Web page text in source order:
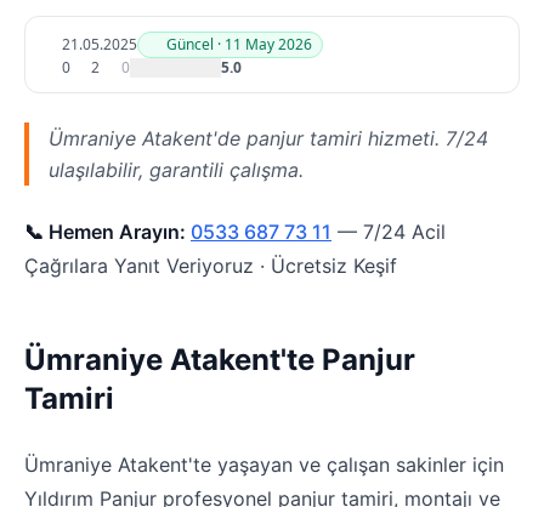
21.05.2025
Güncel · 11 May 2026
0
2 0 5.0
Ümraniye Atakent'de panjur tamiri hizmeti. 7/24
ulaşılabilir, garantili çalışma.
📞 Hemen Arayın: 0533 687 73 11 — 7/24 Acil
Çağrılara Yanıt Veriyoruz · Ücretsiz Keşif
Ümraniye Atakent'te Panjur
Tamiri
Ümraniye Atakent'te yaşayan ve çalışan sakinler için
Yıldırım Panjur profesyonel panjur tamiri, montajı ve